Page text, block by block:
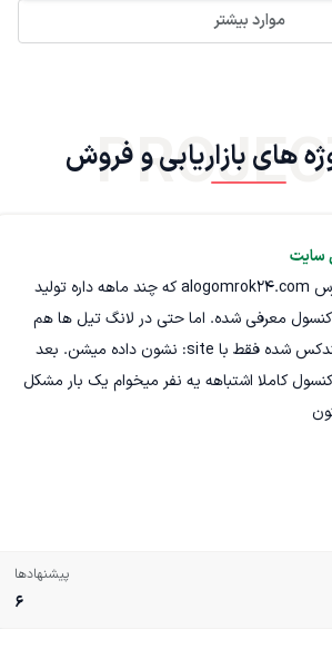
موارد بیشتر
های بازاریابی و فروش
سایت
من یه پروژه دارم به آدرس alogomrok24.com که چند ماهه داره تولید
معرفی شده. اما حتی در لانگ تیل ها هم
رتبه نداره و صفحات ایندکس شده فقط با site: نشون داده میشن. بعد
کاملا اشتباهه یه نفر میخوام یک بار مشکل
پیشنهادها
6